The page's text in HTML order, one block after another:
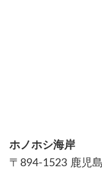
ホノホシ海岸
〒894-1523 鹿児